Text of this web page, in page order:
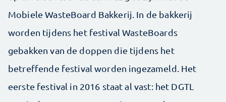
Mobiele WasteBoard Bakkerij. In de bakkerij
worden tijdens het festival WasteBoards
gebakken van de doppen die tijdens het
betreffende festival worden ingezameld. Het
eerste festival in 2016 staat al vast: het DGTL